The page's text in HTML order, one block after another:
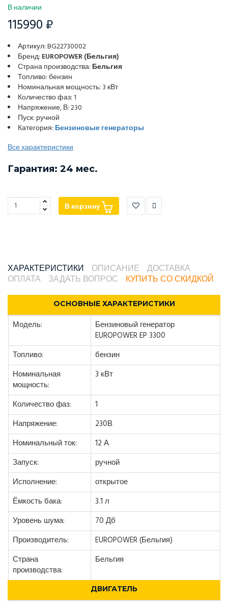
В наличии
115990 ₽
Артикул: BG22730002
Бренд: EUROPOWER (Бельгия)
Страна производства: Бельгия
Топливо: бензин
Номинальная мощность: 3 кВт
Количество фаз: 1
Напряжение, В: 230
Пуск: ручной
Категория: Бензиновые генераторы
Все характеристики
Гарантия: 24 мес.
В корзину
ХАРАКТЕРИСТИКИ ОПИСАНИЕ
ДОСТАВКА
ОПЛАТА
ЗАДАТЬ ВОПРОС КУПИТЬ СО СКИДКОЙ
ОСНОВНЫЕ ХАРАКТЕРИСТИКИ
Модель:
Бензиновый генератор
EUROPOWER EP 3300
Топливо:
бензин
Номинальная
мощность:
3 кВт
Количество фаз:
1
Напряжение:
230В
Номинальный ток:
12 А
Запуск:
ручной
Исполнение:
открытое
Ёмкость бака:
3.1 л
Уровень шума:
70 Дб
Производитель:
EUROPOWER (Бельгия)
Страна
производства:
Бельгия
ДВИГАТЕЛЬ